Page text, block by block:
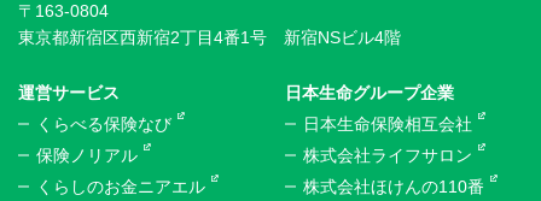
〒163-0804
東京都新宿区西新宿2丁目4番1号 新宿NSビル4階
運営サービス
くらべる保険なび
保険ノリアル
くらしのお金ニアエル
日本生命グループ企業
日本生命保険相互会社
株式会社ライフサロン
株式会社ほけんの110番